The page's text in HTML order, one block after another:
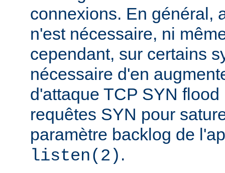
connexions. En général,
n'est nécessaire, ni
cependant, sur certains
nécessaire d'en
d'attaque TCP SYN
requêtes SYN pour
paramètre backlog de
listen(2) .